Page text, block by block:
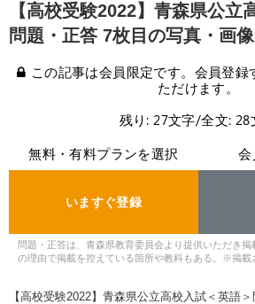
【高校受験2022】青森県公立
問題・正答 7枚目の写真・画像
この記事は会員限定です。会員登
ただけます。
残り: 27文字/全文: 28
無料・有料プランを選択
いますぐ登録
会
問題・正答は、青森県教育委員会より提供いただき
の理由で掲載を控えている箇所や教科もある。※掲載
【高校受験2022】青森県公立高校入試＜英語